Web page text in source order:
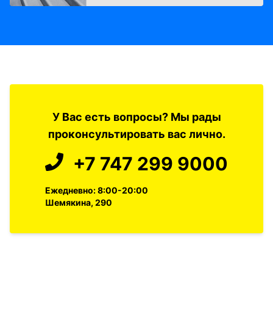
У Вас есть вопросы? Мы рады
проконсультировать вас лично.
+7 747 299 9000
Ежедневно: 8:00-20:00
Шемякина, 290